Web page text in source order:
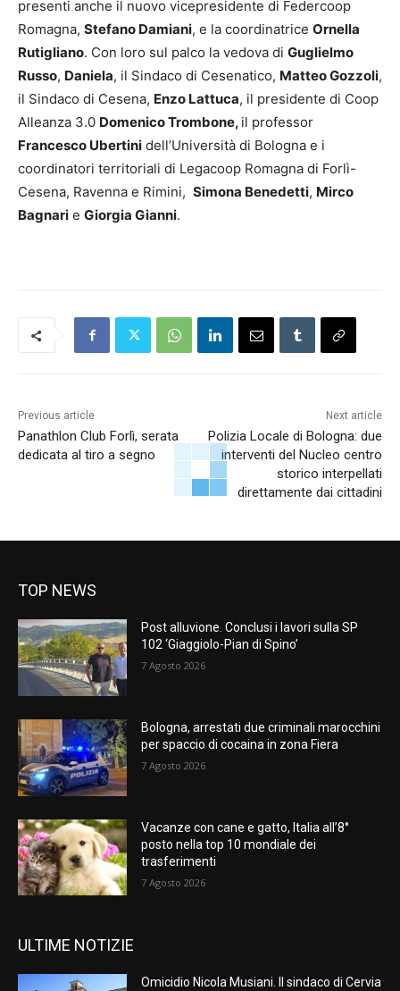
presenti anche il nuovo vicepresidente di Federcoop
Romagna, Stefano Damiani, e la coordinatrice Ornella
Rutigliano. Con loro sul palco la vedova di Guglielmo
Russo, Daniela, il Sindaco di Cesenatico, Matteo Gozzoli,
il Sindaco di Cesena, Enzo Lattuca, il presidente di Coop
Alleanza 3.0 Domenico Trombone, il professor
Francesco Ubertini dell’Università di Bologna e i
coordinatori territoriali di Legacoop Romagna di Forlì-
Cesena, Ravenna e Rimini, Simona Benedetti, Mirco
Bagnari e Giorgia Gianni.
Previous article
Panathlon Club Forlì, serata
dedicata al tiro a segno
Next article
Polizia Locale di Bologna: due
interventi del Nucleo centro
storico interpellati
direttamente dai cittadini
TOP NEWS
Post alluvione. Conclusi i lavori sulla SP
102 ‘Giaggiolo-Pian di Spino’
7 Agosto 2026
Bologna, arrestati due criminali marocchini
per spaccio di cocaina in zona Fiera
7 Agosto 2026
Vacanze con cane e gatto, Italia all’8°
posto nella top 10 mondiale dei
trasferimenti
7 Agosto 2026
ULTIME NOTIZIE
Omicidio Nicola Musiani. Il sindaco di Cervia